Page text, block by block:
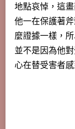
地點哀悼，這
他一在保護著
麼證據一樣，
並不是因為他
心在替受害者